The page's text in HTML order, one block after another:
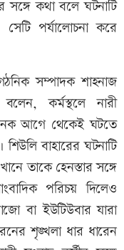
সঙ্গে কথা বলে ঘটনাটি
পর্যালোচনা করে
সম্পাদক শাহনাজ
কর্মস্থলে নারী
আগে থেকেই ঘটতে
বাহারের ঘটনাটি
তাকে হেনস্তার সঙ্গে
পরিচয় দিলেও
বা ইউটিউবার যারা
শৃঙ্খলা ধার ধারেন